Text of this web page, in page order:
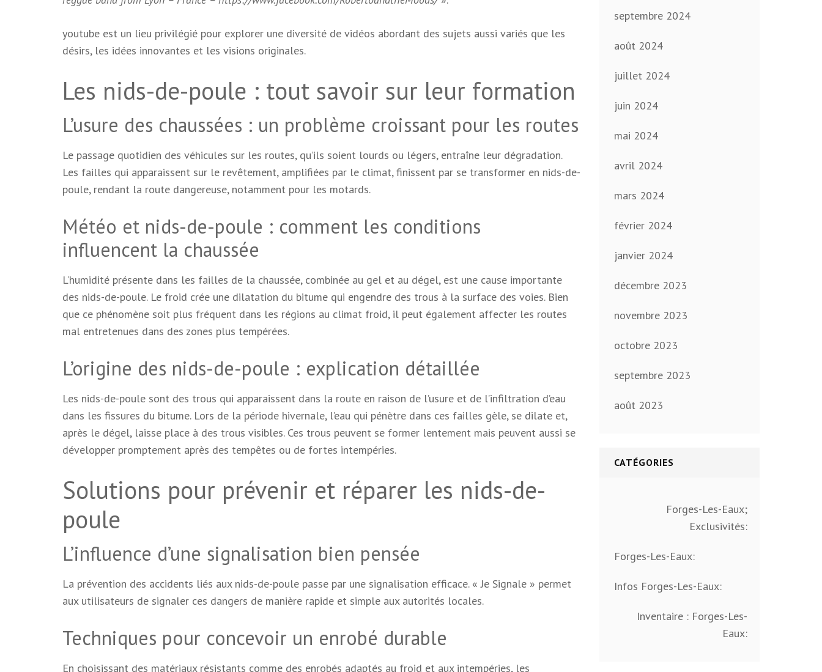
youtube est un lieu privilégié pour explorer une diversité de vidéos abordant des sujets aussi variés que les
désirs, les idées innovantes et les visions originales.
Les nids-de-poule : tout savoir sur leur formation
L’usure des chaussées : un problème croissant pour les routes
Le passage quotidien des véhicules sur les routes, qu’ils soient lourds ou légers, entraîne leur dégradation.
Les failles qui apparaissent sur le revêtement, amplifiées par le climat, finissent par se transformer en nids-de-
poule, rendant la route dangereuse, notamment pour les motards.
Météo et nids-de-poule : comment les conditions
influencent la chaussée
L’humidité présente dans les failles de la chaussée, combinée au gel et au dégel, est une cause importante
des nids-de-poule. Le froid crée une dilatation du bitume qui engendre des trous à la surface des voies. Bien
que ce phénomène soit plus fréquent dans les régions au climat froid, il peut également affecter les routes
mal entretenues dans des zones plus tempérées.
L’origine des nids-de-poule : explication détaillée
Les nids-de-poule sont des trous qui apparaissent dans la route en raison de l’usure et de l’infiltration d’eau
dans les fissures du bitume. Lors de la période hivernale, l’eau qui pénètre dans ces failles gèle, se dilate et,
après le dégel, laisse place à des trous visibles. Ces trous peuvent se former lentement mais peuvent aussi se
développer promptement après des tempêtes ou de fortes intempéries.
Solutions pour prévenir et réparer les nids-de-
poule
L’influence d’une signalisation bien pensée
La prévention des accidents liés aux nids-de-poule passe par une signalisation efficace. « Je Signale » permet
aux utilisateurs de signaler ces dangers de manière rapide et simple aux autorités locales.
Techniques pour concevoir un enrobé durable
En choisissant des matériaux résistants comme des enrobés adaptés au froid et aux intempéries, les
septembre 2024
août 2024
juillet 2024
juin 2024
mai 2024
avril 2024
mars 2024
février 2024
janvier 2024
décembre 2023
novembre 2023
octobre 2023
septembre 2023
août 2023
CATÉGORIES
Forges-Les-Eaux;
Exclusivités:
Forges-Les-Eaux:
Infos Forges-Les-Eaux:
Inventaire : Forges-Les-
Eaux: